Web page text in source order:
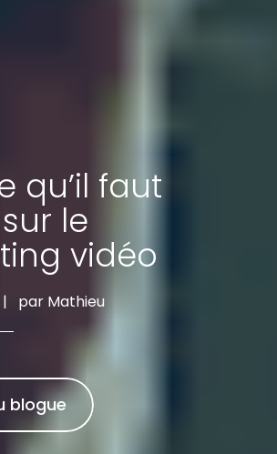
qu’il faut
le
vidéo
par Mathieu
blogue